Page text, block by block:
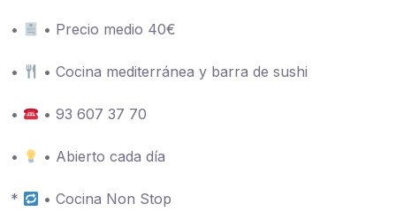
• • Precio medio 40€
• • Cocina mediterránea y barra de sushi
• • 93 607 37 70
• • Abierto cada día
* • Cocina Non Stop